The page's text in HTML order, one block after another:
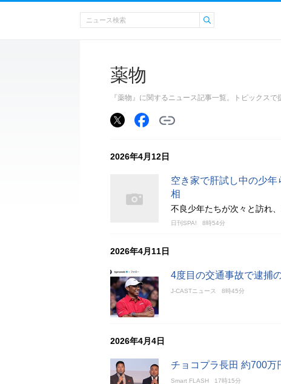
薬物
『薬物』に関するニュース記事一覧。トピックス
2026年4月12日
空き家で肝試し中の少
相
不良少年たちが次々と訪れ
日刊SPA! 8時54分
2026年4月11日
4度目の交通事故で逮捕
J-CASTニュース 8時45分
2026年4月4日
チョコプラ長田 約700
Smart FLASH 17時15分